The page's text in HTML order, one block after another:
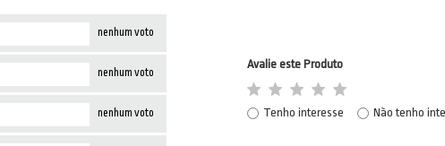
nenhum voto
nenhum voto
nenhum voto
Avalie este Produto
Tenho interesse Não tenho